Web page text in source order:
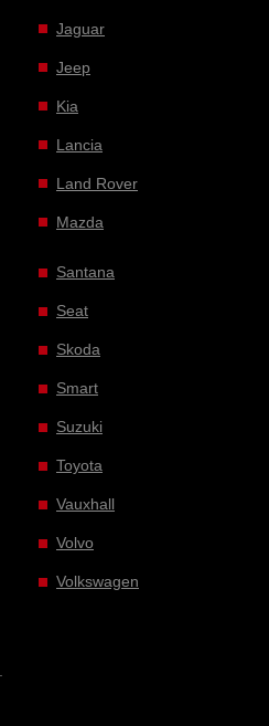
Jaguar
Jeep
Kia
Lancia
Land Rover
Mazda
Santana
Seat
Skoda
Smart
Suzuki
Toyota
Vauxhall
Volvo
Volkswagen